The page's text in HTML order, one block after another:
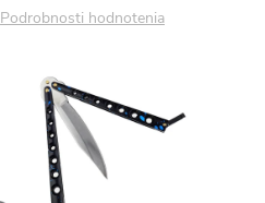
Podrobnosti hodnotenia